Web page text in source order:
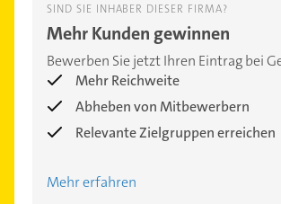
SIND SIE INHABER DIESER FIRMA?
Mehr Kunden gewinnen
Bewerben Sie jetzt Ihren Eintrag bei
Mehr Reichweite
Abheben von Mitbewerbern
Relevante Zielgruppen erreichen
Mehr erfahren